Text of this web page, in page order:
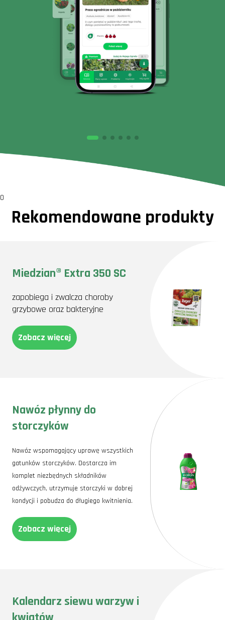
0
Rekomendowane produkty
Miedzian® Extra 350 SC
zapobiega i zwalcza choroby
grzybowe oraz bakteryjne
Zobacz więcej
Nawóz płynny do
storczyków
Nawóz wspomagający uprawę wszystkich
gatunków storczyków. Dostarcza im
komplet niezbędnych składników
odżywczych, utrzymuje storczyki w dobrej
kondycji i pobudza do długiego kwitnienia.
Zobacz więcej
Kalendarz siewu warzyw i